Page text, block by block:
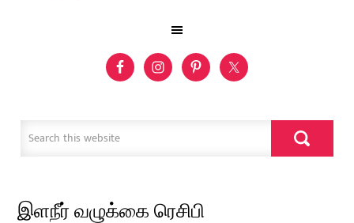
இளநீர் வழுக்கை ரெசிபி